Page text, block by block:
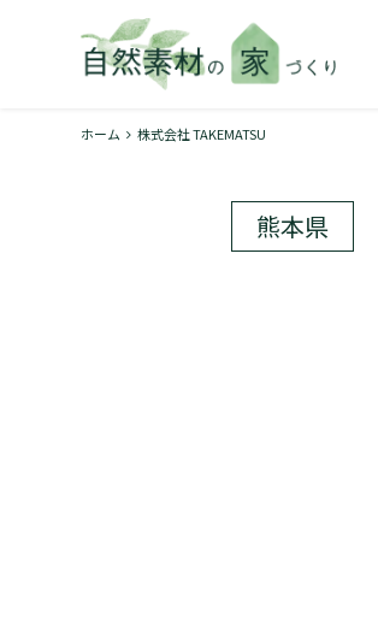
ホーム 株式会社 TAKEMATSU
熊本県